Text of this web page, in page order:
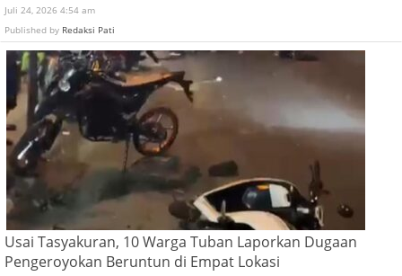
Juli 24, 2026 4:54 am
Published by Redaksi Pati
Usai Tasyakuran, 10 Warga Tuban Laporkan Dugaan
Pengeroyokan Beruntun di Empat Lokasi